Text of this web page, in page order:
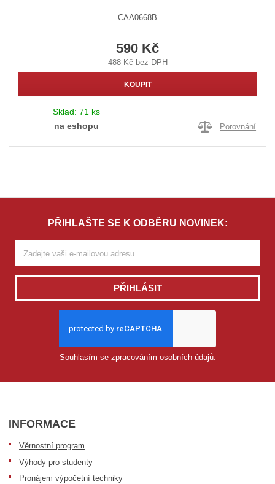
CAA0668B
590 Kč
488 Kč bez DPH
KOUPIT
Sklad: 71 ks
na eshopu
Porovnání
PŘIHLAŠTE SE K ODBĚRU NOVINEK:
PŘIHLÁSIT
Souhlasím se zpracováním osobních údajů.
INFORMACE
Věrnostní program
Výhody pro studenty
Pronájem výpočetní techniky